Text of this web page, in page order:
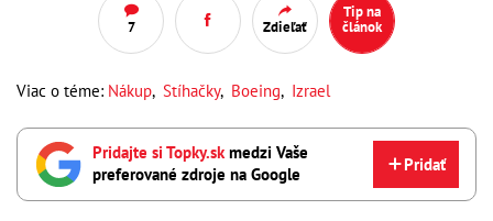
7 Zdieľať
Tip na
článok
Viac o téme: Nákup, Stíhačky, Boeing, Izrael
Pridajte si Topky.skmedzi Vaše
preferované zdroje na Google
Pridať